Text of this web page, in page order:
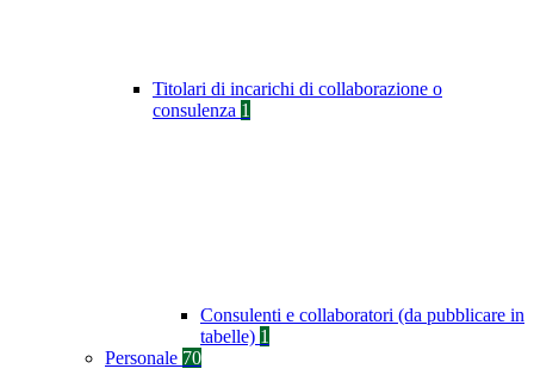
Titolari di incarichi di collaborazione o
consulenza 1
Consulenti e collaboratori (da pubblicare in
tabelle) 1
Personale 70